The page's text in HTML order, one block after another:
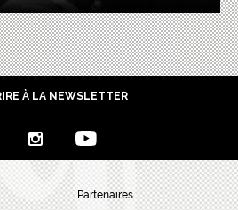
À LA NEWSLETTER
Partenaires